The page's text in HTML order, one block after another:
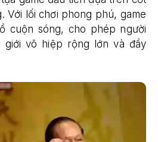
Với lối chơi phong phú, game
cuộn sóng, cho phép người
giới võ hiệp rộng lớn và đầy